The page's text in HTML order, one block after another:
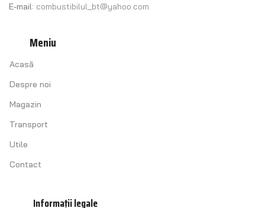
E-mail: combustibilul_bt@yahoo.com
Meniu
Acasă
Despre noi
Magazin
Transport
Utile
Contact
Informații legale